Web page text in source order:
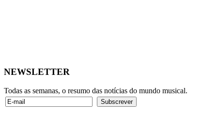
NEWSLETTER
Todas as semanas, o resumo das notícias do mundo musical.